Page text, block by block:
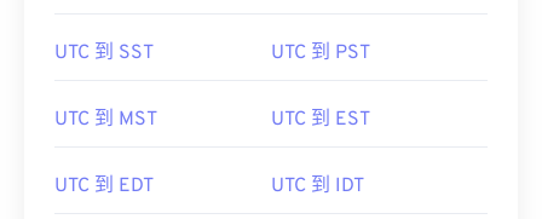
UTC 到 SST UTC 到 PST
UTC 到 MST UTC 到 EST
UTC 到 EDT UTC 到 IDT